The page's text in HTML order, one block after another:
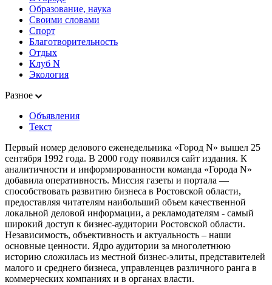
Образование, наука
Своими словами
Спорт
Благотворительность
Отдых
Клуб N
Экология
Разное
Объявления
Текст
Первый номер делового еженедельника «Город N» вышел 25
сентября 1992 года. В 2000 году появился сайт издания. К
аналитичности и информированности команда «Города N»
добавила оперативность. Миссия газеты и портала —
способствовать развитию бизнеса в Ростовской области,
предоставляя читателям наибольший объем качественной
локальной деловой информации, а рекламодателям - самый
широкий доступ к бизнес-аудитории Ростовской области.
Независимость, объективность и актуальность – наши
основные ценности. Ядро аудитории за многолетнюю
историю сложилась из местной бизнес-элиты, представителей
малого и среднего бизнеса, управленцев различного ранга в
коммерческих компаниях и в органах власти.